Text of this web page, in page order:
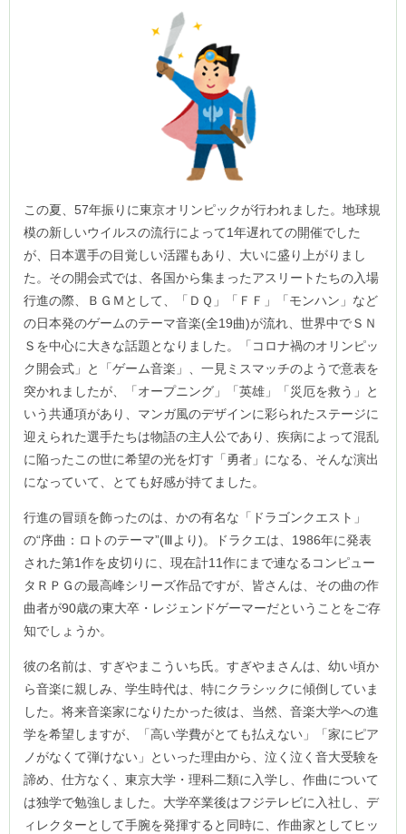
この夏、57年振りに東京オリンピックが行われました。地球規
模の新しいウイルスの流行によって1年遅れての開催でした
が、日本選手の目覚しい活躍もあり、大いに盛り上がりまし
た。その開会式では、各国から集まったアスリートたちの入場
行進の際、ＢＧＭとして、「ＤＱ」「ＦＦ」「モンハン」など
の日本発のゲームのテーマ音楽(全19曲)が流れ、世界中でＳＮ
Ｓを中心に大きな話題となりました。「コロナ禍のオリンピッ
ク開会式」と「ゲーム音楽」、一見ミスマッチのようで意表を
突かれましたが、「オープニング」「英雄」「災厄を救う」と
いう共通項があり、マンガ風のデザインに彩られたステージに
迎えられた選手たちは物語の主人公であり、疾病によって混乱
に陥ったこの世に希望の光を灯す「勇者」になる、そんな演出
になっていて、とても好感が持てました。
行進の冒頭を飾ったのは、かの有名な「ドラゴンクエスト」
の“序曲：ロトのテーマ”(Ⅲより)。ドラクエは、1986年に発表
された第1作を皮切りに、現在計11作にまで連なるコンピュー
タＲＰＧの最高峰シリーズ作品ですが、皆さんは、その曲の作
曲者が90歳の東大卒・レジェンドゲーマーだということをご存
知でしょうか。
彼の名前は、すぎやまこういち氏。すぎやまさんは、幼い頃か
ら音楽に親しみ、学生時代は、特にクラシックに傾倒していま
した。将来音楽家になりたかった彼は、当然、音楽大学への進
学を希望しますが、「高い学費がとても払えない」「家にピア
ノがなくて弾けない」といった理由から、泣く泣く音大受験を
諦め、仕方なく、東京大学・理科二類に入学し、作曲について
は独学で勉強しました。大学卒業後はフジテレビに入社し、デ
ィレクターとして手腕を発揮すると同時に、作曲家としてヒッ